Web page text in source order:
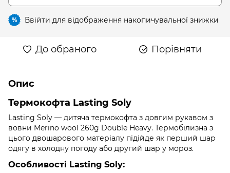
% Ввійти для відображення накопичувальної знижки
До обраного Порівняти
Опис
Термокофта Lasting Soly
Lasting Soly — дитяча термокофта з довгим рукавом з
вовни Merino wool 260g Double Heavy. Термобілизна з
цього двошарового матеріалу підійде як перший шар
одягу в холодну погоду або другий шар у мороз.
Особливості Lasting Soly: